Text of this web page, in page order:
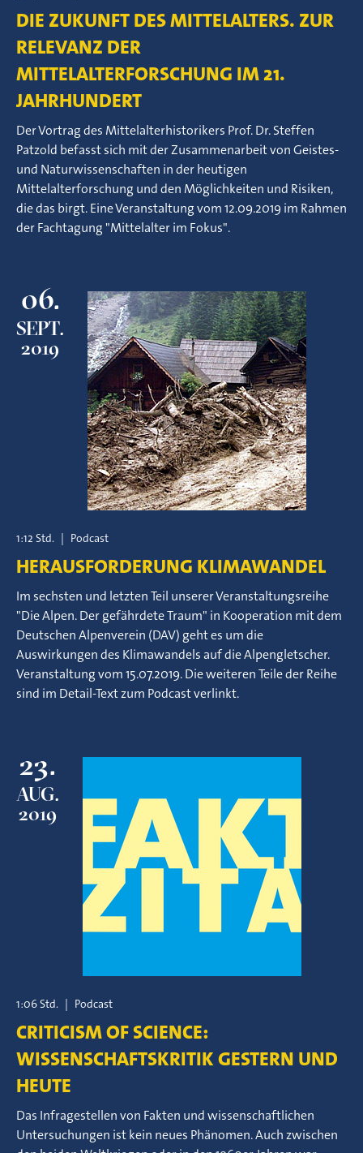
DIE ZUKUNFT DES MITTELALTERS. ZUR
RELEVANZ DER
MITTELALTERFORSCHUNG IM 21.
JAHRHUNDERT
Der Vortrag des Mittelalterhistorikers Prof. Dr. Steffen
Patzold befasst sich mit der Zusammenarbeit von Geistes-
und Naturwissenschaften in der heutigen
Mittelalterforschung und den Möglichkeiten und Risiken,
die das birgt. Eine Veranstaltung vom 12.09.2019 im Rahmen
der Fachtagung "Mittelalter im Fokus".
06.
SEPT.
2019
1:12 Std. | Podcast
HERAUSFORDERUNG KLIMAWANDEL
Im sechsten und letzten Teil unserer Veranstaltungsreihe
"Die Alpen. Der gefährdete Traum" in Kooperation mit dem
Deutschen Alpenverein (DAV) geht es um die
Auswirkungen des Klimawandels auf die Alpengletscher.
Veranstaltung vom 15.07.2019. Die weiteren Teile der Reihe
sind im Detail-Text zum Podcast verlinkt.
23.
AUG.
2019
1:06 Std. | Podcast
CRITICISM OF SCIENCE:
WISSENSCHAFTSKRITIK GESTERN UND
HEUTE
Das Infragestellen von Fakten und wissenschaftlichen
Untersuchungen ist kein neues Phänomen. Auch zwischen